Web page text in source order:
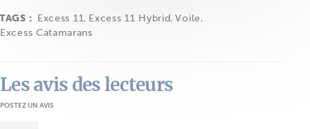
TAGS : Excess 11 , Excess 11 Hybrid ,Voile ,
Excess Catamarans
Les avis des lecteurs
POSTEZ UN AVIS